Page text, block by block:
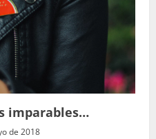
imparables…
de 2018